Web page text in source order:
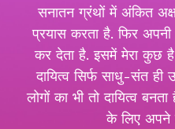
सनातन ग्रंथों में अंकित
प्रयास करता है. फिर
कर देता है. इसमें मेरा कुछ है
दायित्व सिर्फ साधु-संत
लोगों का भी तो दायित्व
के लिए अपने